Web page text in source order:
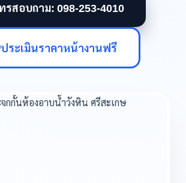
รสอบถาม: 098-253-4010
ประเมินราคาหน้างานฟรี